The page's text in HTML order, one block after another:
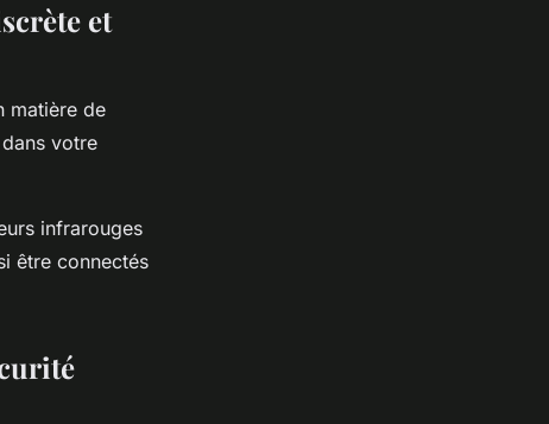
et
matière de
votre
infrarouges
être connectés